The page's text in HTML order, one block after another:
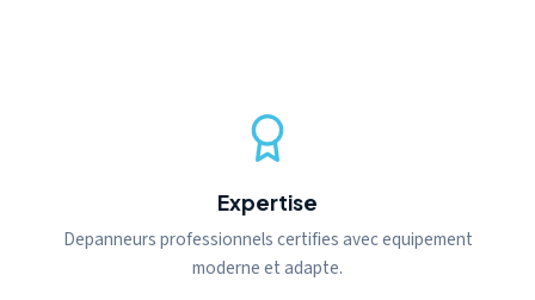
Expertise
Depanneurs professionnels certifies avec equipement
moderne et adapte.